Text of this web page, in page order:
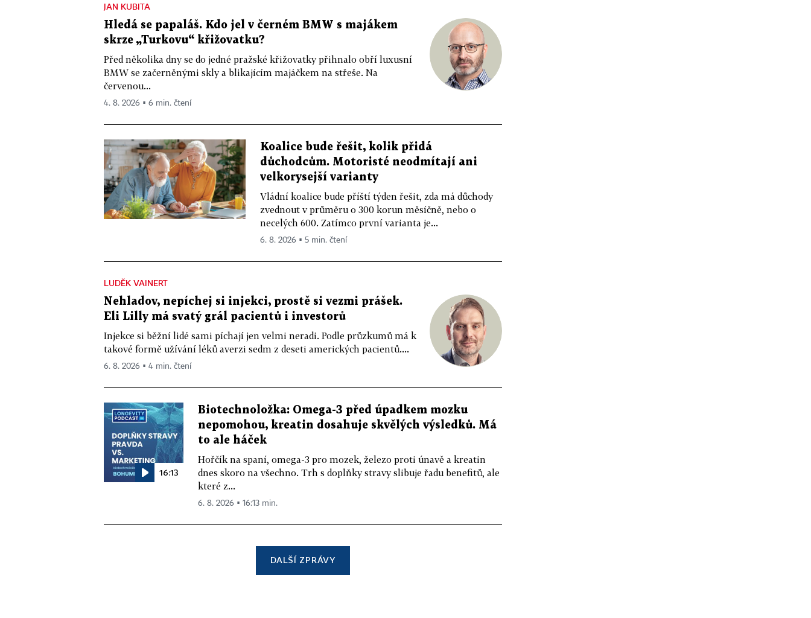
JAN KUBITA
Hledá se papaláš. Kdo jel v černém BMW s majákem
skrze „Turkovu“ křižovatku?
Před několika dny se do jedné pražské křižovatky přihnalo obří luxusní
BMW se začerněnými skly a blikajícím majáčkem na střeše. Na
červenou...
4. 8. 2026 ▪ 6 min. čtení
Koalice bude řešit, kolik přidá
důchodcům. Motoristé neodmítají ani
velkorysejší varianty
Vládní koalice bude příští týden řešit, zda má důchody
zvednout v průměru o 300 korun měsíčně, nebo o
necelých 600. Zatímco první varianta je...
6. 8. 2026 ▪ 5 min. čtení
LUDĚK VAINERT
Nehladov, nepíchej si injekci, prostě si vezmi prášek.
Eli Lilly má svatý grál pacientů i investorů
Injekce si běžní lidé sami píchají jen velmi neradi. Podle průzkumů má k
takové formě užívání léků averzi sedm z deseti amerických pacientů....
6. 8. 2026 ▪ 4 min. čtení
16:13
Biotechnoložka: Omega-3 před úpadkem mozku
nepomohou, kreatin dosahuje skvělých výsledků. Má
to ale háček
Hořčík na spaní, omega-3 pro mozek, železo proti únavě a kreatin
dnes skoro na všechno. Trh s doplňky stravy slibuje řadu benefitů, ale
které z...
6. 8. 2026 ▪ 16:13 min.
DALŠÍ ZPRÁVY